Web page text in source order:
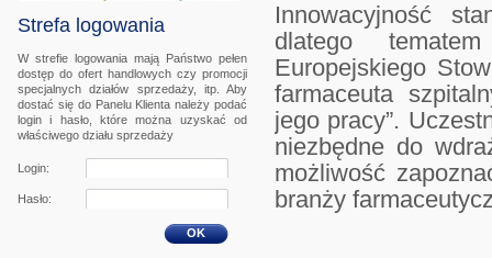
Strefa logowania
W strefie logowania mają Państwo pełen
dostęp do ofert handlowych czy promocji
specjalnych działów sprzedaży, itp. Aby
dostać się do Panelu Klienta należy podać
login i hasło, które można uzyskać od
właściwego działu sprzedaży
Login:
Hasło:
OK
Innowacyjność
dlatego
Europejskiego
farmaceuta
jego pracy”.
niezbędne do
możliwość
branży